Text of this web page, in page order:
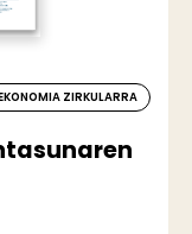
ZIRKULARRA